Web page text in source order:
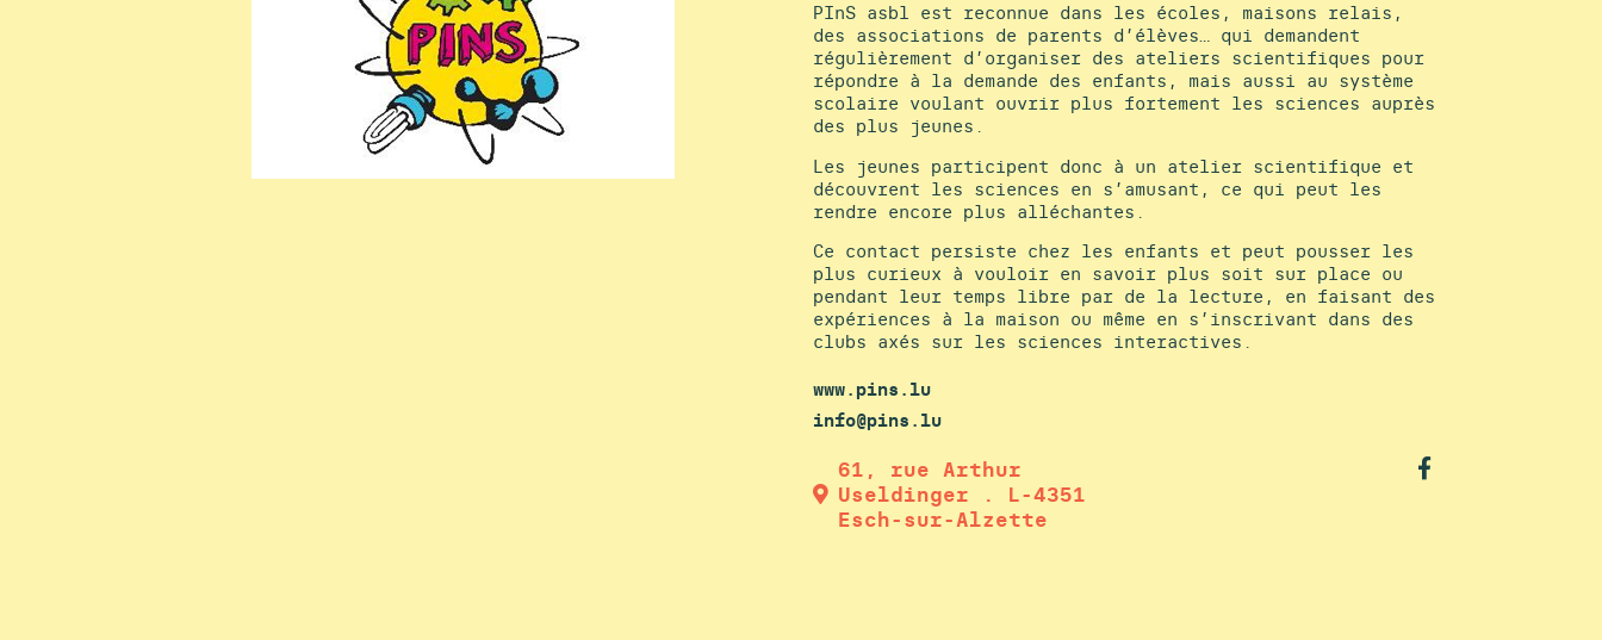
PInS asbl est reconnue dans les écoles, maisons relais,
des associations de parents d’élèves… qui demandent
régulièrement d’organiser des ateliers scientifiques pour
répondre à la demande des enfants, mais aussi au système
scolaire voulant ouvrir plus fortement les sciences auprès
des plus jeunes.
Les jeunes participent donc à un atelier scientifique et
découvrent les sciences en s’amusant, ce qui peut les
rendre encore plus alléchantes.
Ce contact persiste chez les enfants et peut pousser les
plus curieux à vouloir en savoir plus soit sur place ou
pendant leur temps libre par de la lecture, en faisant des
expériences à la maison ou même en s’inscrivant dans des
clubs axés sur les sciences interactives.
www.pins.lu
info@pins.lu
61, rue Arthur
Useldinger . L-4351
Esch-sur-Alzette